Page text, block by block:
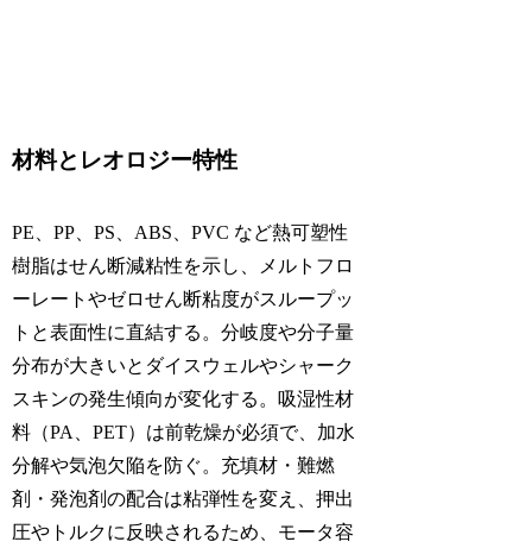
材料とレオロジー特性
PE、PP、PS、ABS、PVC など熱可塑性
樹脂はせん断減粘性を示し、メルトフロ
ーレートやゼロせん断粘度がスループッ
トと表面性に直結する。分岐度や分子量
分布が大きいとダイスウェルやシャーク
スキンの発生傾向が変化する。吸湿性材
料（PA、PET）は前乾燥が必須で、加水
分解や気泡欠陥を防ぐ。充填材・難燃
剤・発泡剤の配合は粘弾性を変え、押出
圧やトルクに反映されるため、モータ容